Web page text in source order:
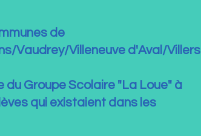
de
Vaudrey/Villeneuve d'Aval/Villers
Groupe Scolaire "La Loue" à
qui existaient dans les